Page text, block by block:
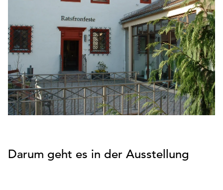
Seite
notwendig
sind
(funktionale
Cookies),
sowie
solche,
die
Statistikzwecken
Darum geht es in der Ausstellung